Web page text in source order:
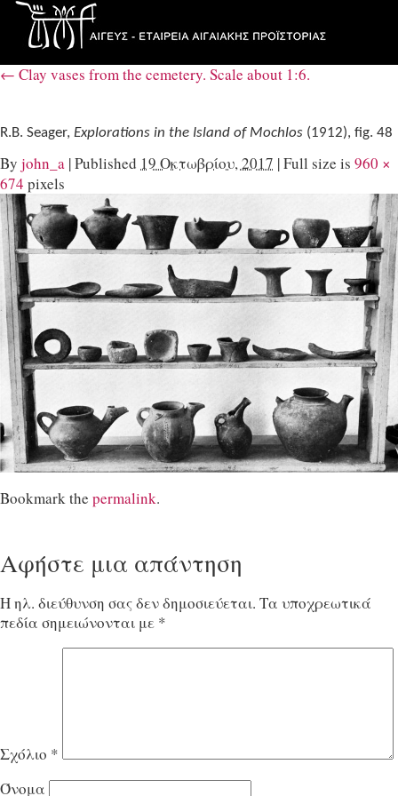
← Clay vases from the cemetery. Scale about 1:6.
R.B. Seager, Explorations in the Island of Mochlos (1912), fig. 48
By john_a |Published 19 Οκτωβρίου, 2017 |Full size is 960 ×
674 pixels
Bookmark the permalink.
Αφήστε μια απάντηση
Η ηλ. διεύθυνση σας δεν δημοσιεύεται. Τα υποχρεωτικά
πεδία σημειώνονται με *
Σχόλιο *
Όνομα